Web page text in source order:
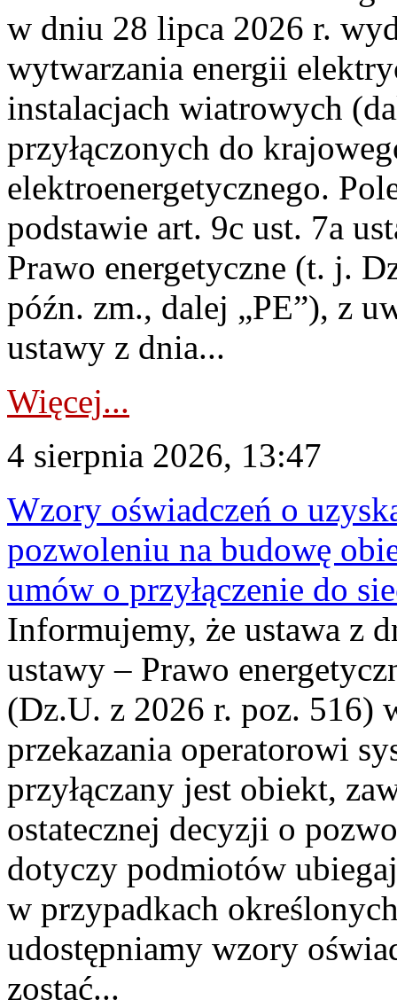
w dniu 28 lipca 2026 r.
wytwarzania energii
instalacjach wiatrowych
przyłączonych do
elektroenergetycznego.
podstawie art. 9c ust. 7a
Prawo energetyczne (t. j.
późn. zm., dalej „PE”), z
ustawy z dnia...
Więcej...
4 sierpnia 2026, 13:47
Wzory oświadczeń o
pozwoleniu na budowę
umów o przyłączenie do
Informujemy, że ustawa z
ustawy – Prawo
(Dz.U. z 2026 r. poz. 516)
przekazania operatorowi
przyłączany jest obiekt,
ostatecznej decyzji o
dotyczy podmiotów
w przypadkach
udostępniamy wzory
zostać...